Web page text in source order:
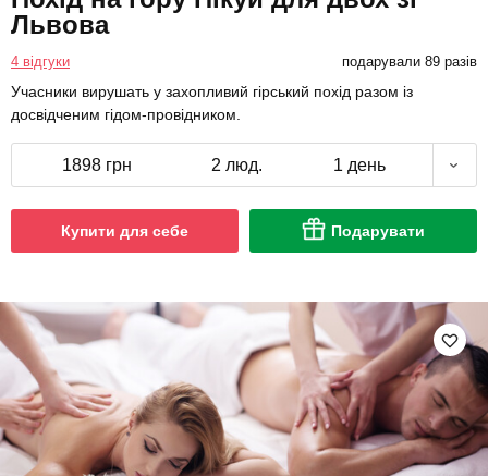
Львова
4 відгуки подарували 89 разів
Учасники вирушать у захопливий гірський похід разом із
досвідченим гідом-провідником.
1898 грн 2 люд. 1 день
Купити для себе Подарувати